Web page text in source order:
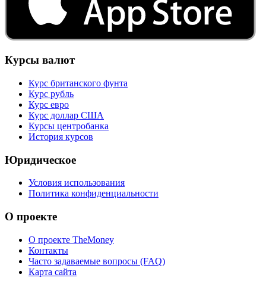
Курсы валют
Курс британского фунта
Курс рубль
Курс евро
Курс доллар США
Курсы центробанка
История курсов
Юридическое
Условия использования
Политика конфиденциальности
О проекте
О проекте TheMoney
Контакты
Часто задаваемые вопросы (FAQ)
Карта сайта